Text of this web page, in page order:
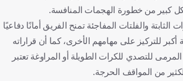
كبير من خطورة الهجمات المنافسة.
والفلتات المفاجئة تمنح الفريق أمانًا دفاعيًا
للتركيز على مهامهم الأخرى، كما أن قراراته
للتصدي للكرات الطويلة أو المراوغة تعتبر
من المواقف الحرجة.